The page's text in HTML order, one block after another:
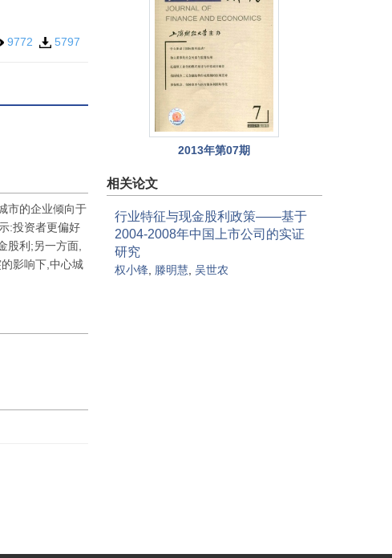
9772 5797
市的企业倾向于
:投资者更偏好
股利;另一方面,
影响下,中心城
2013年第07期
相关论文
行业特征与现金股利政策——基于
2004-2008年中国上市公司的实证
研究
权小锋, 滕明慧, 吴世农